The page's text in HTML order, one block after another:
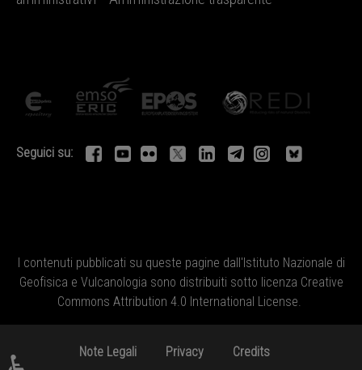
Seguici su:
I contenuti pubblicati su queste pagine dall'Istituto Nazionale di
Geofisica e Vulcanologia sono distribuiti sotto licenza Creative
Commons Attribution 4.0 International License.
Note Legali Privacy Credits